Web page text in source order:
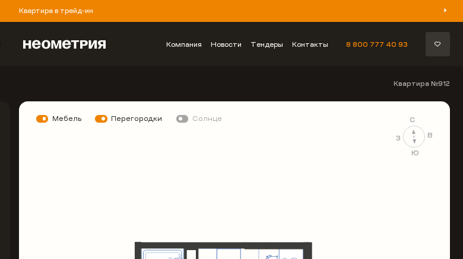
Квартира в трейд-ин
Компания Новости Тендеры Контакты 8 800 777 40 93
Квартира №912
С
В
Ю
З
Мебель Перегородки Солнце